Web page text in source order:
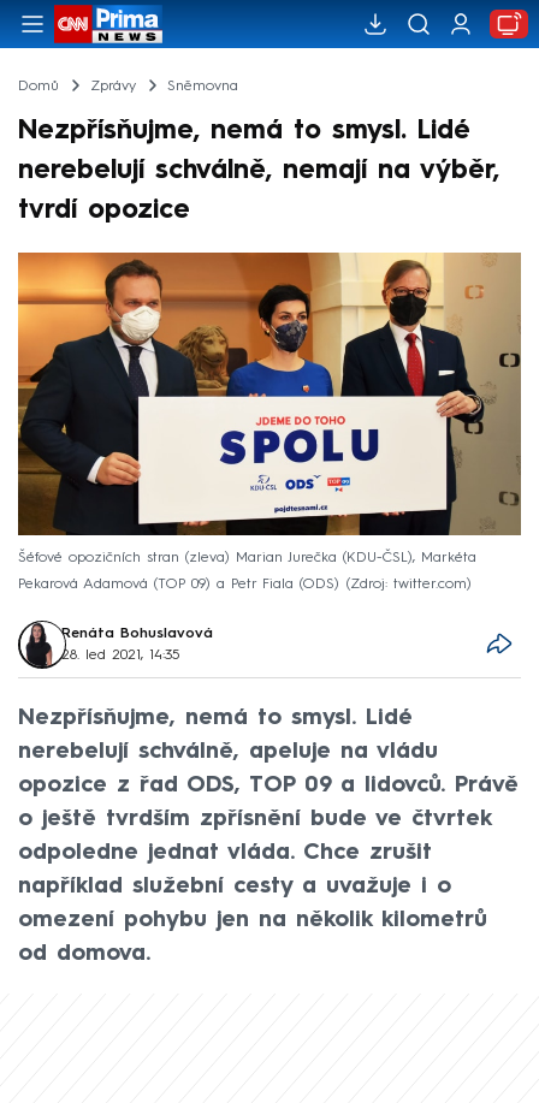
Domů Zprávy Sněmovna
Nezpřísňujme, nemá to smysl. Lidé
nerebelují schválně, nemají na výběr,
tvrdí opozice
Šéfové opozičních stran (zleva) Marian Jurečka (KDU-ČSL), Markéta
Pekarová Adamová (TOP 09) a Petr Fiala (ODS)
Zdroj: twitter.com
Renáta Bohuslavová
28. led 2021, 14:35
Nezpřísňujme, nemá to smysl. Lidé
nerebelují schválně, apeluje na vládu
opozice z řad ODS, TOP 09 a lidovců. Právě
o ještě tvrdším zpřísnění bude ve čtvrtek
odpoledne jednat vláda. Chce zrušit
například služební cesty a uvažuje i o
omezení pohybu jen na několik kilometrů
od domova.